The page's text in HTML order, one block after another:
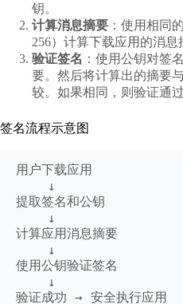
钥。
计算消息摘要 ：使用相同
256）计算下载应用的消息
验证签名 ：使用公钥对签
要。然后将计算出的摘要
较。如果相同，则验证通
签名流程示意图
用户下载应用
提取签名和公钥
计算应用消息摘要
使用公钥验证签名